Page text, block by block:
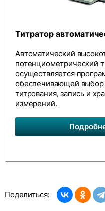
Титратор
Автоматический
потенциометрический
осуществляется
обеспечивающей
титрования, запись и
измерений.
Поделиться: